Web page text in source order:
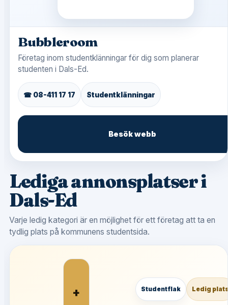
Bubbleroom
Företag inom studentklänningar för dig som planerar
studenten i Dals-Ed.
☎ 08-411 17 17 Studentklänningar
Besök webb
Lediga annonsplatser i
Dals-Ed
Varje ledig kategori är en möjlighet för ett företag att ta en
tydlig plats på kommunens studentsida.
+ Studentflak Ledig